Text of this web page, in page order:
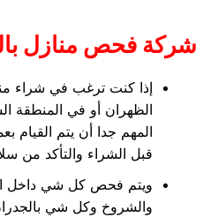
شركة فحص منازل
إذا كنت ترغب في شراء
الظهران أو في المنطقة
المهم جدا أن يتم القيام
قبل الشراء والتأكد من
ويتم فحص كل شي داخل
والشروخ وكل شي